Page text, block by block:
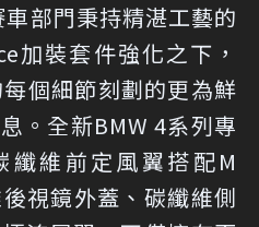
部門秉持精湛工藝的
加裝套件強化之下，
個細節刻劃的更為鮮
。全新BMW 4系列專
纖維前定風翼搭配M
視鏡外蓋、碳纖維側